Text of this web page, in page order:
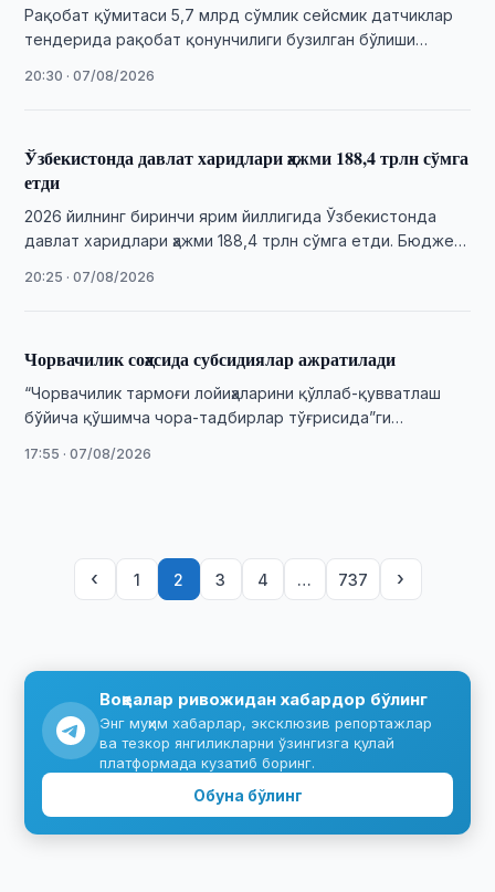
Рақобат қўмитаси 5,7 млрд сўмлик сейсмик датчиклар
тендерида рақобат қонунчилиги бузилган бўлиши
20:30 · 07/08/2026
Ўзбекистонда давлат харидлари ҳажми 188,4 трлн сўмга
етди
2026 йилнинг биринчи ярим йиллигида Ўзбекистонда
давлат харидлари ҳажми 188,4 трлн сўмга етди. Бюджет
20:25 · 07/08/2026
Чорвачилик соҳасида субсидиялар ажратилади
“Чорвачилик тармоғи лойиҳаларини қўллаб-қувватлаш
бўйича қўшимча чора-тадбирлар тўғрисида”ги
17:55 · 07/08/2026
‹ 1 2 3 4 … 737 ›
Воқеалар ривожидан хабардор бўлинг
Энг муҳим хабарлар, эксклюзив репортажлар
ва тезкор янгиликларни ўзингизга қулай
платформада кузатиб боринг.
Обуна бўлинг